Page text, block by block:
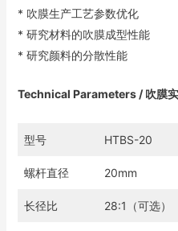
* 吹膜生产工艺参数优化
* 研究材料的吹膜成型性能
* 研究颜料的分散性能
Technical Parameters / 吹膜实
型号 HTBS-20
螺杆直径 20mm
长径比 28:1（可选）